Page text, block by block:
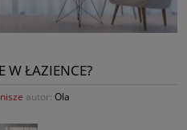
W ŁAZIENCE?
autor: Ola